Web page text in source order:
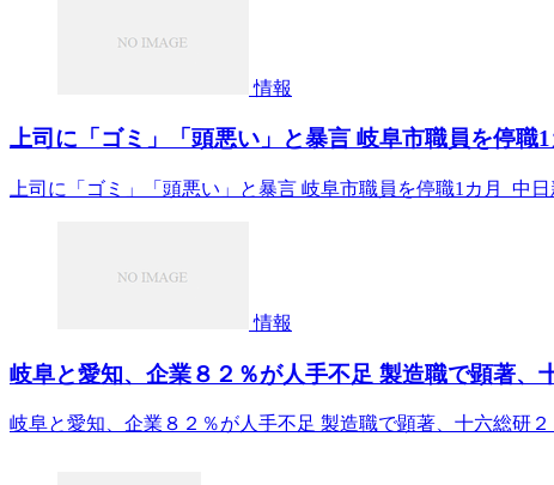
情報
上司に「ゴミ」「頭悪い」と暴言 岐阜市職員を停職
上司に「ゴミ」「頭悪い」と暴言 岐阜市職員を停職1カ月 中日
情報
岐阜と愛知、企業８２％が人手不足 製造職で顕著、
岐阜と愛知、企業８２％が人手不足 製造職で顕著、十六総研